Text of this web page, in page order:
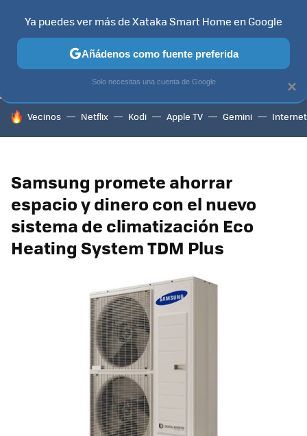
TELEVISORES CONTENIDOS SMART TV SELECCIÓN
HOY SE HABLA DE
Vecinos Netflix Kodi Apple TV Gemini Internet
Samsung promete ahorrar
espacio y dinero con el nuevo
sistema de climatización Eco
Heating System TDM Plus
×
Ya puedes ver más de Xataka Smart Home en Google
Añádenos como fuente preferida
Solo necesitas una cuenta de Google